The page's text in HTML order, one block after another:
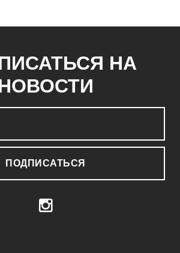
НА
ПОДПИСАТЬСЯ